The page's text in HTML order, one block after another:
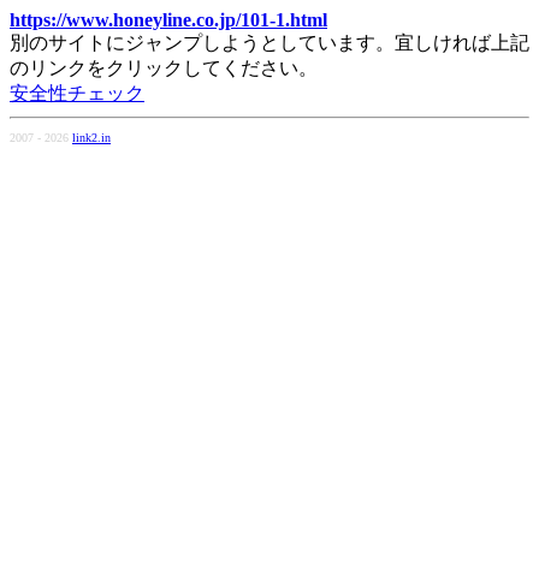
https://www.honeyline.co.jp/101-1.html
別のサイトにジャンプしようとしています。宜しければ上記
のリンクをクリックしてください。
安全性チェック
2007 - 2026 link2.in